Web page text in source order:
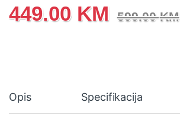
449.00 KM 599.00KM
Opis Specifikacija